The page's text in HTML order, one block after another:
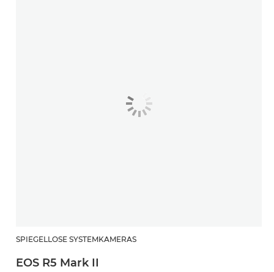
SPIEGELLOSE SYSTEMKAMERAS
EOS R5 Mark II